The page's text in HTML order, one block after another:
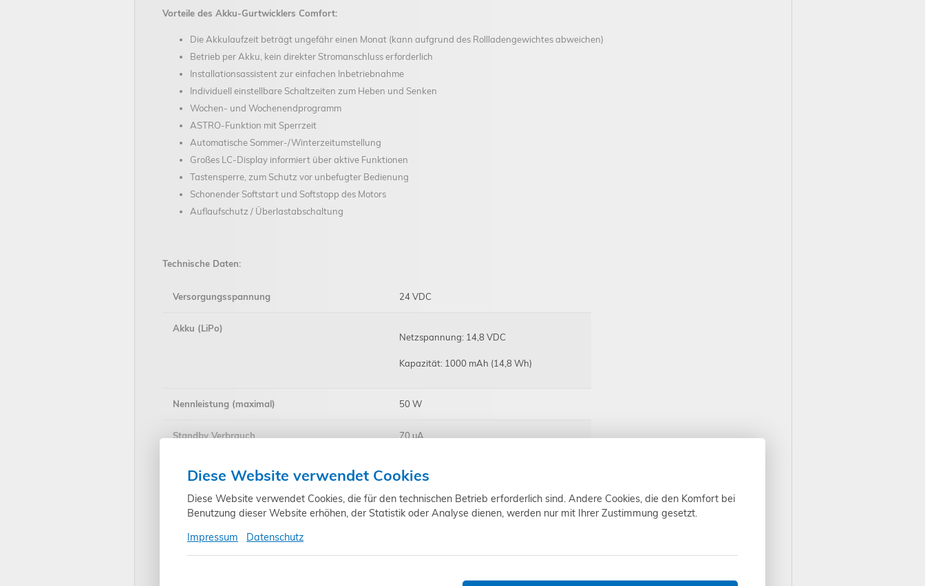
Vorteile des Akku-Gurtwicklers Comfort:
Die Akkulaufzeit beträgt ungefähr einen Monat (kann aufgrund des Rollladengewichtes abweichen)
Betrieb per Akku, kein direkter Stromanschluss erforderlich
Installationsassistent zur einfachen Inbetriebnahme
Individuell einstellbare Schaltzeiten zum Heben und Senken
Wochen- und Wochenendprogramm
ASTRO-Funktion mit Sperrzeit
Automatische Sommer-/Winterzeitumstellung
Großes LC-Display informiert über aktive Funktionen
Tastensperre, zum Schutz vor unbefugter Bedienung
Schonender Softstart und Softstopp des Motors
Auflaufschutz / Überlastabschaltung
Technische Daten:
Versorgungsspannung 24 VDC
Akku (LiPo)
Netzspannung: 14,8 VDC
Kapazität: 1000 mAh (14,8 Wh)
Nennleistung (maximal) 50 W
Standby Verbrauch 70 μA
Nenndrehzahl 32 U/min, geregelt
Diese Website verwendet Cookies
Diese Website verwendet Cookies, die für den technischen Betrieb erforderlich sind. Andere Cookies, die den Komfort bei
Benutzung dieser Website erhöhen, der Statistik oder Analyse dienen, werden nur mit Ihrer Zustimmung gesetzt.
Impressum
Datenschutz